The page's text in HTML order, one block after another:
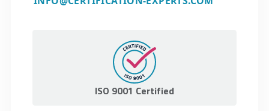
ISO 9001 Certified